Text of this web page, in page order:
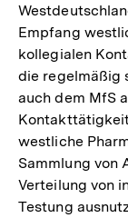
Empfang
kollegialen
die regelmäßig
auch dem MfS
westliche
Sammlung von
Verteilung von
Testung